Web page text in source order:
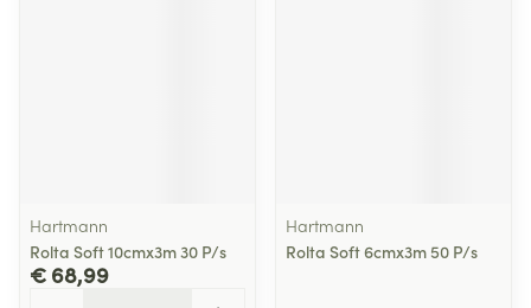
Hartmann
Rolta Soft 10cmx3m 30 P/s
€ 68,99
Hartmann
Rolta Soft 6cmx3m 50 P/s